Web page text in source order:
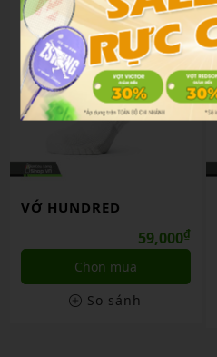
VỚ HUNDRED
59,000₫
Chọn mua
So sánh